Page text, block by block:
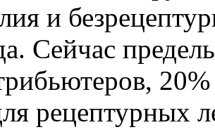
и
Сейчас
рецептурных